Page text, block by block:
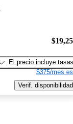
El precio incluye tasas
$375/mes
Verif. disponibilidad